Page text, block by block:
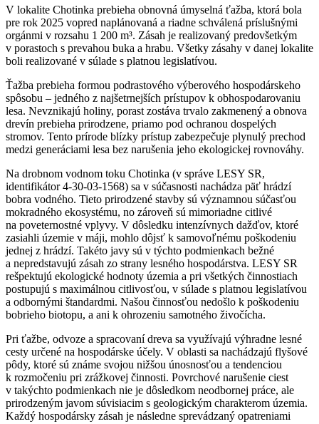
V lokalite Chotinka prebieha obnovná úmyselná ťažba, ktorá bola
pre rok 2025 vopred naplánovaná a riadne schválená príslušnými
orgánmi v rozsahu 1 200 m³. Zásah je realizovaný predovšetkým
v porastoch s prevahou buka a hrabu. Všetky zásahy v danej lokalite
boli realizované v súlade s platnou legislatívou.
Ťažba prebieha formou podrastového výberového hospodárskeho
spôsobu – jedného z najšetrnejších prístupov k obhospodarovaniu
lesa. Nevznikajú holiny, porast zostáva trvalo zakmenený a obnova
drevín prebieha prirodzene, priamo pod ochranou dospelých
stromov. Tento prírode blízky prístup zabezpečuje plynulý prechod
medzi generáciami lesa bez narušenia jeho ekologickej rovnováhy.
Na drobnom vodnom toku Chotinka (v správe LESY SR,
identifikátor 4-30-03-1568) sa v súčasnosti nachádza päť hrádzí
bobra vodného. Tieto prirodzené stavby sú významnou súčasťou
mokradného ekosystému, no zároveň sú mimoriadne citlivé
na poveternostné vplyvy. V dôsledku intenzívnych dažďov, ktoré
zasiahli územie v máji, mohlo dôjsť k samovoľnému poškodeniu
jednej z hrádzí. Takéto javy sú v týchto podmienkach bežné
a nepredstavujú zásah zo strany lesného hospodárstva. LESY SR
rešpektujú ekologické hodnoty územia a pri všetkých činnostiach
postupujú s maximálnou citlivosťou, v súlade s platnou legislatívou
a odbornými štandardmi. Našou činnosťou nedošlo k poškodeniu
bobrieho biotopu, a ani k ohrozeniu samotného živočícha.
Pri ťažbe, odvoze a spracovaní dreva sa využívajú výhradne lesné
cesty určené na hospodárske účely. V oblasti sa nachádzajú flyšové
pôdy, ktoré sú známe svojou nižšou únosnosťou a tendenciou
k rozmočeniu pri zrážkovej činnosti. Povrchové narušenie ciest
v takýchto podmienkach nie je dôsledkom neodbornej práce, ale
prirodzeným javom súvisiacim s geologickým charakterom územia.
Každý hospodársky zásah je následne sprevádzaný opatreniami